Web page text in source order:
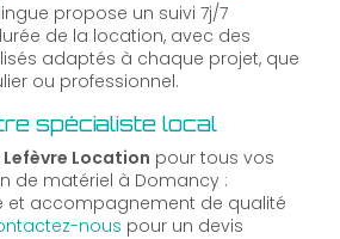
propose un suivi 7j/7
de la location, avec des
adaptés à chaque projet, que
ou professionnel.
spécialiste local
Lefèvre Location pour tous vos
de matériel à Domancy :
et accompagnement de qualité
nous pour un devis